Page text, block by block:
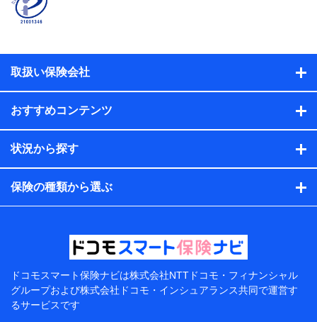
係、保険加入の目的、保険商品の内容、保険料、保険料
のお支払方法、車のメーカーや走行距離などの情報、建
ル内容や送信履歴の情報及び保険の更改案内等を提供し
保険契約情報
当社または株式会社NTTドコモ・フィナンシャルグルー
プが取得し、又は保有する保険契約に関する情報。例と
して、保険契約者及び被保険者の氏名、住所、生年月
日、性別、保険契約者と被保険者の関係、保険加入の目
的、保険商品の内容、保険料、保険料のお支払方法、車
のメーカーや走行距離などの情報、建物の構造や築年数
などの情報、ペットの種類や年齢などの情報などが含ま
提供当事者から受領当事者が個人データを取得する方法
電子的・電磁的方法等
【共同して利用する者の範囲】
当社
株式会社NTTドコモ・フィナンシャルグループ
取扱い保険会社
おすすめコンテンツ
状況から探す
保険の種類から選ぶ
ドコモスマート保険ナビは株式会社NTTドコモ・フィナンシャル
グループおよび株式会社ドコモ・インシュアランス共同で運営す
るサービスです